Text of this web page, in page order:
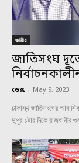
জাতীয়
জাতিসংঘ
ডেস্ক - May 9, 2023
ঢাকাস্থ জাতিসংঘের
দুপুর ১টার দিকে